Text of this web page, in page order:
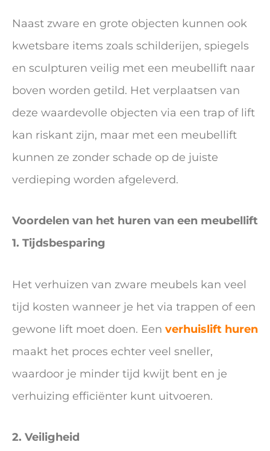
Naast zware en grote objecten kunnen ook
kwetsbare items zoals schilderijen, spiegels
en sculpturen veilig met een meubellift naar
boven worden getild. Het verplaatsen van
deze waardevolle objecten via een trap of lift
kan riskant zijn, maar met een meubellift
kunnen ze zonder schade op de juiste
verdieping worden afgeleverd.
Voordelen van het huren van een meubellift
1. Tijdsbesparing
Het verhuizen van zware meubels kan veel
tijd kosten wanneer je het via trappen of een
gewone lift moet doen. Een verhuislift huren
maakt het proces echter veel sneller,
waardoor je minder tijd kwijt bent en je
verhuizing efficiënter kunt uitvoeren.
2. Veiligheid